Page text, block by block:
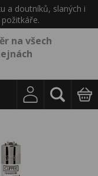
a doutníků, slaných i
na všech